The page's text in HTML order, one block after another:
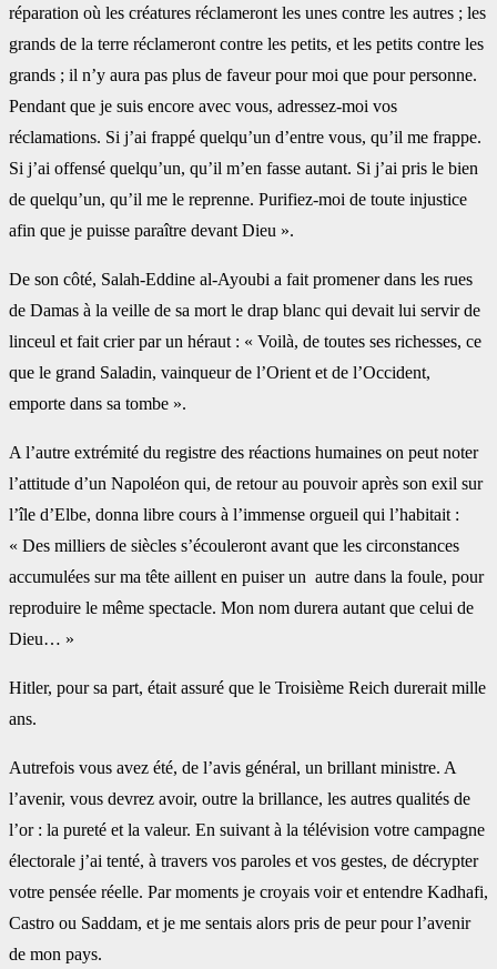
réparation où les créatures réclameront les unes contre les autres ; les
grands de la terre réclameront contre les petits, et les petits contre les
grands ; il n’y aura pas plus de faveur pour moi que pour personne.
Pendant que je suis encore avec vous, adressez-moi vos
réclamations. Si j’ai frappé quelqu’un d’entre vous, qu’il me frappe.
Si j’ai offensé quelqu’un, qu’il m’en fasse autant. Si j’ai pris le bien
de quelqu’un, qu’il me le reprenne. Purifiez-moi de toute injustice
afin que je puisse paraître devant Dieu ».
De son côté, Salah-Eddine al-Ayoubi a fait promener dans les rues
de Damas à la veille de sa mort le drap blanc qui devait lui servir de
linceul et fait crier par un héraut : « Voilà, de toutes ses richesses, ce
que le grand Saladin, vainqueur de l’Orient et de l’Occident,
emporte dans sa tombe ».
A l’autre extrémité du registre des réactions humaines on peut noter
l’attitude d’un Napoléon qui, de retour au pouvoir après son exil sur
l’île d’Elbe, donna libre cours à l’immense orgueil qui l’habitait :
« Des milliers de siècles s’écouleront avant que les circonstances
accumulées sur ma tête aillent en puiser un autre dans la foule, pour
reproduire le même spectacle. Mon nom durera autant que celui de
Dieu… »
Hitler, pour sa part, était assuré que le Troisième Reich durerait mille
ans.
Autrefois vous avez été, de l’avis général, un brillant ministre. A
l’avenir, vous devrez avoir, outre la brillance, les autres qualités de
l’or : la pureté et la valeur. En suivant à la télévision votre campagne
électorale j’ai tenté, à travers vos paroles et vos gestes, de décrypter
votre pensée réelle. Par moments je croyais voir et entendre Kadhafi,
Castro ou Saddam, et je me sentais alors pris de peur pour l’avenir
de mon pays.